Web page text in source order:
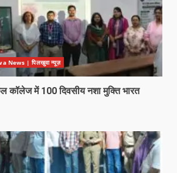
News | पिलखुवा न्यूज़
कॉलेज में 100 दिवसीय नशा मुक्ति भारत